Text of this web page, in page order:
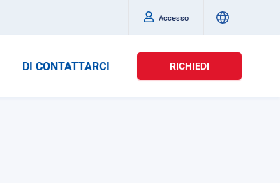
Accesso
DI CONTATTARCI RICHIEDI